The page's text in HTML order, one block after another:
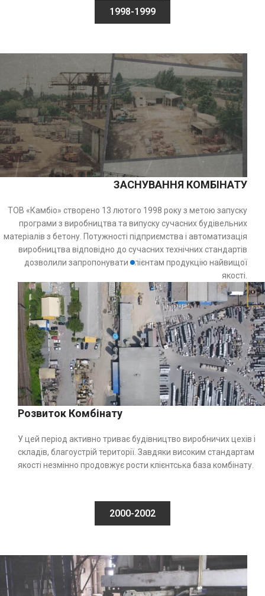
1998-1999
ЗАСНУВАННЯ КОМБІНАТУ
ТОВ «Камбіо» створено 13 лютого 1998 року з метою запуску
програми з виробництва та випуску сучасних будівельних
матеріалів з бетону. Потужності підприємства і автоматизація
виробництва відповідно до сучасних технічних стандартів
дозволили запропонувати клієнтам продукцію найвищої
якості.
Розвиток Комбінату
У цей період активно триває будівництво виробничих цехів і
складів, благоустрій території. Завдяки високим стандартам
якості незмінно продовжує рости клієнтська база комбінату.
2000-2002